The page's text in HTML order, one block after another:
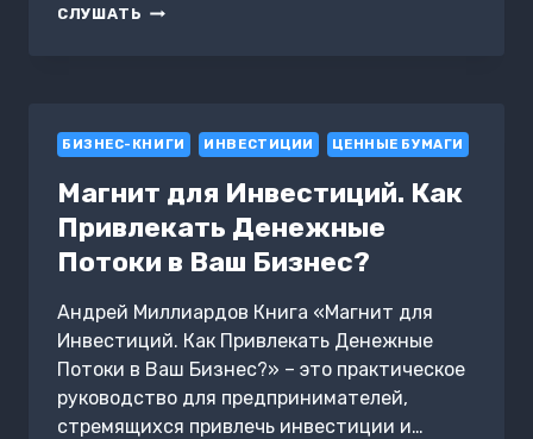
СЛУШАТЬ ОПЦИОН.
БИЗНЕС-КНИГИ ИНВЕСТИЦИИ ЦЕННЫЕ БУМАГИ
Магнит для Инвестиций. Как
Привлекать Денежные
Потоки в Ваш Бизнес?
Андрей Миллиардов Книга «Магнит для
Инвестиций. Как Привлекать Денежные
Потоки в Ваш Бизнес?» – это практическое
руководство для предпринимателей,
стремящихся привлечь инвестиции и…